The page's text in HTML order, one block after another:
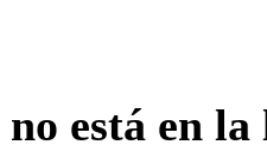
está en